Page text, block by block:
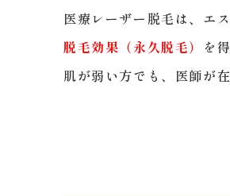
医療レーザー脱毛は、エ
脱毛効果（永久脱毛）
を
肌が弱い方でも、医師が